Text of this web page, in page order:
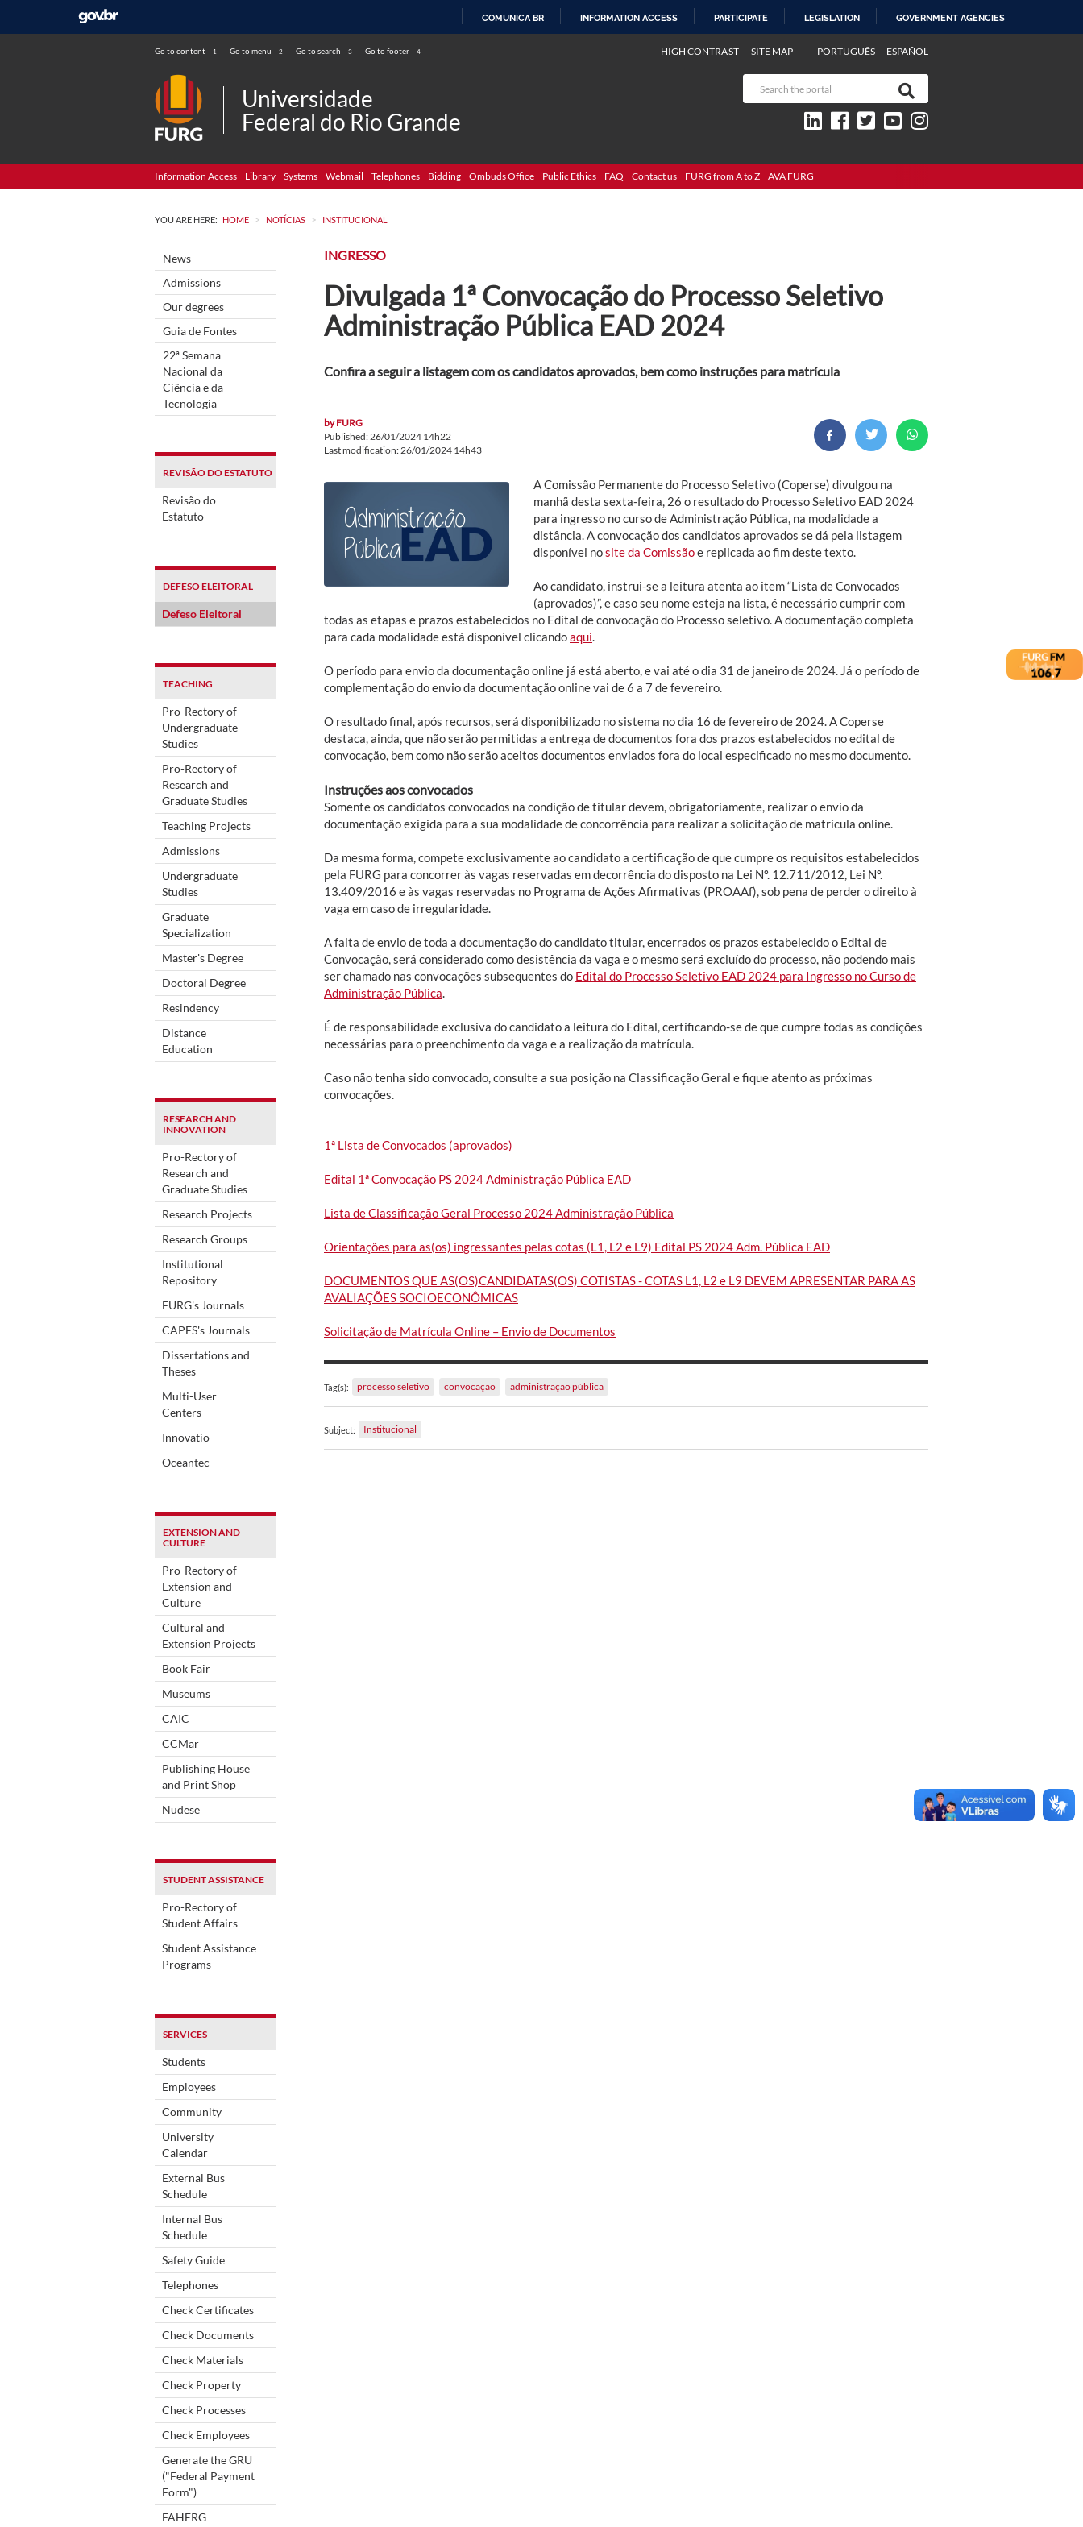
COMUNICA BR INFORMATION ACCESS PARTICIPATE LEGISLATION GOVERNMENT AGENCIES
Go to content 1 Go to menu 2 Go to search 3 Go to footer 4 PORTUGUÊS ESPAÑOL
HIGH CONTRAST SITE MAP
Universidade
Federal do Rio Grande
Information Access Library Systems Webmail Telephones Bidding Ombuds Office Public Ethics FAQ Contact us FURG from A to Z AVA FURG
YOU ARE HERE: HOME > NOTÍCIAS > INSTITUCIONAL
News
Admissions
Our degrees
Guia de Fontes
22ª Semana
Nacional da
Ciência e da
Tecnologia
REVISÃO DO ESTATUTO
Revisão do
Estatuto
DEFESO ELEITORAL
Defeso Eleitoral
TEACHING
Pro-Rectory of
Undergraduate
Studies
Pro-Rectory of
Research and
Graduate Studies
Teaching Projects
Admissions
Undergraduate
Studies
Graduate
Specialization
Master's Degree
Doctoral Degree
Resindency
Distance
Education
RESEARCH AND
INNOVATION
Pro-Rectory of
Research and
Graduate Studies
Research Projects
Research Groups
Institutional
Repository
FURG's Journals
CAPES's Journals
Dissertations and
Theses
Multi-User
Centers
Innovatio
Oceantec
EXTENSION AND
CULTURE
Pro-Rectory of
Extension and
Culture
Cultural and
Extension Projects
Book Fair
Museums
CAIC
CCMar
Publishing House
and Print Shop
Nudese
STUDENT ASSISTANCE
Pro-Rectory of
Student Affairs
Student Assistance
Programs
SERVICES
Students
Employees
Community
University
Calendar
External Bus
Schedule
Internal Bus
Schedule
Safety Guide
Telephones
Check Certificates
Check Documents
Check Materials
Check Property
Check Processes
Check Employees
Generate the GRU
("Federal Payment
Form")
FAHERG
INGRESSO
Divulgada 1ª Convocação do Processo Seletivo
Administração Pública EAD 2024
Confira a seguir a listagem com os candidatos aprovados, bem como instruções para matrícula
byFURG
Published: 26/01/2024 14h22
Last modification: 26/01/2024 14h43
A Comissão Permanente do Processo Seletivo (Coperse) divulgou na
manhã desta sexta-feira, 26 o resultado do Processo Seletivo EAD 2024
para ingresso no curso de Administração Pública, na modalidade a
distância. A convocação dos candidatos aprovados se dá pela listagem
disponível nosite da Comissãoe replicada ao fim deste texto.
Ao candidato, instrui-se a leitura atenta ao item “Lista de Convocados
(aprovados)”, e caso seu nome esteja na lista, é necessário cumprir com
todas as etapas e prazos estabelecidos no Edital de convocação do Processo seletivo. A documentação completa
para cada modalidade está disponível clicandoaqui
O período para envio da documentação online já está aberto, e vai até o dia 31 de janeiro de 2024. Já o período de
complementação do envio da documentação online vai de 6 a 7 de fevereiro.
O resultado final, após recursos, será disponibilizado no sistema no dia 16 de fevereiro de 2024. A Coperse
destaca, ainda, que não serão permitidas a entrega de documentos fora dos prazos estabelecidos no edital de
convocação, bem como não serão aceitos documentos enviados fora do local especificado no mesmo documento.
Instruções aos convocados
Somente os candidatos convocados na condição de titular devem, obrigatoriamente, realizar o envio da
documentação exigida para a sua modalidade de concorrência para realizar a solicitação de matrícula online.
Da mesma forma, compete exclusivamente ao candidato a certificação de que cumpre os requisitos estabelecidos
pela FURG para concorrer às vagas reservadas em decorrência do disposto na Lei Nº. 12.711/2012, Lei Nº.
13.409/2016 e às vagas reservadas no Programa de Ações Afirmativas (PROAAf), sob pena de perder o direito à
vaga em caso de irregularidade.
A falta de envio de toda a documentação do candidato titular, encerrados os prazos estabelecido o Edital de
Convocação, será considerado como desistência da vaga e o mesmo será excluído do processo, não podendo mais
ser chamado nas convocações subsequentes do Edital do Processo Seletivo EAD 2024 para Ingresso no Curso de
Administração Pública
É de responsabilidade exclusiva do candidato a leitura do Edital, certificando-se de que cumpre todas as condições
necessárias para o preenchimento da vaga e a realização da matrícula.
Caso não tenha sido convocado, consulte a sua posição na Classificação Geral e fique atento as próximas
convocações.
1ª Lista de Convocados (aprovados)
Edital 1ª Convocação PS 2024 Administração Pública EAD
Lista de Classificação Geral Processo 2024 Administração Pública
Orientações para as(os) ingressantes pelas cotas (L1, L2 e L9) Edital PS 2024 Adm. Pública EAD
DOCUMENTOS QUE AS(OS)CANDIDATAS(OS) COTISTAS - COTAS L1, L2 e L9 DEVEM APRESENTAR PARA AS
AVALIAÇÕES SOCIOECONÔMICAS
Solicitação de Matrícula Online – Envio de Documentos
Tag(s): processo seletivo convocação administração pública
Subject: Institucional